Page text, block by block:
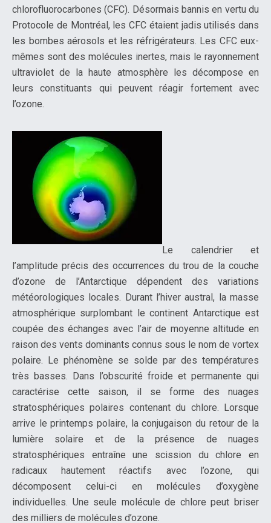
chlorofluorocarbones (CFC). Désormais bannis en vertu du
Protocole de Montréal, les CFC étaient jadis utilisés dans
les bombes aérosols et les réfrigérateurs. Les CFC eux-
mêmes sont des molécules inertes, mais le rayonnement
ultraviolet de la haute atmosphère les décompose en
leurs constituants qui peuvent réagir fortement avec
l’ozone.
Le calendrier et
l’amplitude précis des occurrences du trou de la couche
d’ozone de l’Antarctique dépendent des variations
météorologiques locales. Durant l’hiver austral, la masse
atmosphérique surplombant le continent Antarctique est
coupée des échanges avec l’air de moyenne altitude en
raison des vents dominants connus sous le nom de vortex
polaire. Le phénomène se solde par des températures
très basses. Dans l’obscurité froide et permanente qui
caractérise cette saison, il se forme des nuages
stratosphériques polaires contenant du chlore. Lorsque
arrive le printemps polaire, la conjugaison du retour de la
lumière solaire et de la présence de nuages
stratosphériques entraîne une scission du chlore en
radicaux hautement réactifs avec l’ozone, qui
décomposent celui-ci en molécules d’oxygène
individuelles. Une seule molécule de chlore peut briser
des milliers de molécules d’ozone.